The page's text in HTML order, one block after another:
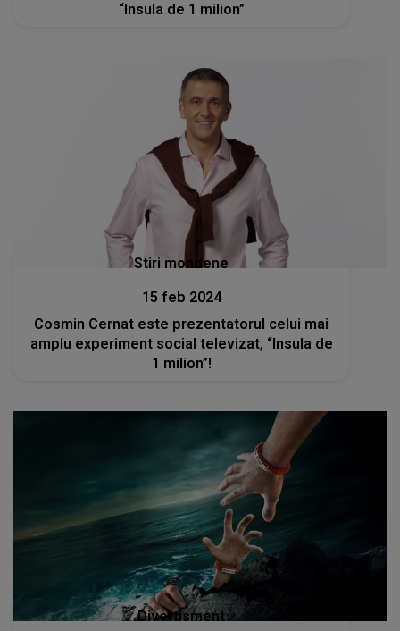
“Insula de 1 milion”
Stiri mondene
15 feb 2024
Cosmin Cernat este prezentatorul celui mai
amplu experiment social televizat, “Insula de
1 milion”!
Divertisment